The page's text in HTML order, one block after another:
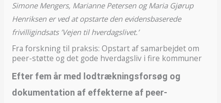
Simone Mengers, Marianne Petersen og Maria Gjørup
Henriksen er ved at opstarte den evidensbaserede
frivilligindsats ’Vejen til hverdagslivet.’
Fra forskning til praksis: Opstart af samarbejdet om
peer-støtte og det gode hverdagsliv i fire kommuner
Efter fem år med lodtrækningsforsøg og
dokumentation af effekterne af peer-